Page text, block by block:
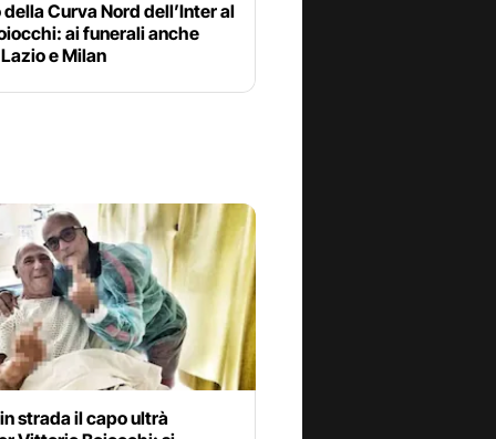
della Curva Nord dell’Inter al
ai funerali anche
e Milan
strada il capo ultrà